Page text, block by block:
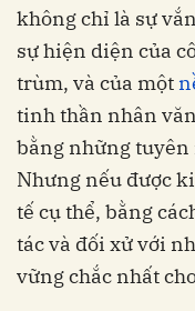
không chỉ là sự
sự hiện diện của
trùm, và của một
tinh thần nhân
bằng những
Nhưng nếu được
tế cụ thể, bằng
tác và đối xử với
vững chắc nhất